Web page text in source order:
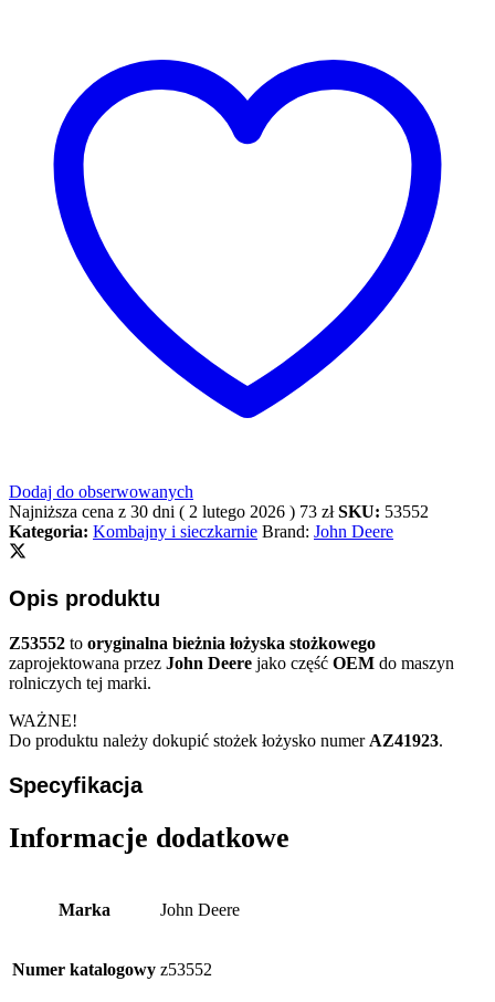
Dodaj do obserwowanych
Najniższa cena z 30 dni ( 2 lutego 2026 ) 73 zł SKU: 53552
Kategoria: Kombajny i sieczkarnie Brand: John Deere
Opis produktu
Z53552 to oryginalna bieżnia łożyska stożkowego
zaprojektowana przez John Deere jako część OEM do maszyn
rolniczych tej marki.
WAŻNE!
Do produktu należy dokupić stożek łożysko numer AZ41923.
Specyfikacja
Informacje dodatkowe
Marka John Deere
Numer katalogowy z53552